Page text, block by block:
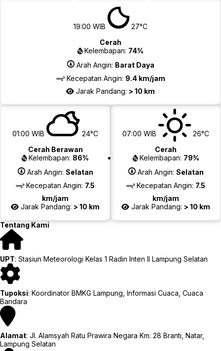
19:00 WIB
27°C
Cerah
Kelembapan: 74%
Arah Angin: Barat Daya
Kecepatan Angin: 9.4 km/jam
Jarak Pandang: > 10 km
01:00 WIB
24°C
Cerah Berawan
Kelembapan: 86%
Arah Angin: Selatan
Kecepatan Angin: 7.5
km/jam
Jarak Pandang: > 10 km
07:00 WIB
26°C
Cerah
Kelembapan: 79%
Arah Angin: Selatan
Kecepatan Angin: 7.5
km/jam
Jarak Pandang: > 10 km
Tentang Kami
UPT: Stasiun Meteorologi Kelas 1 Radin Inten II Lampung Selatan
Tupoksi: Koordinator BMKG Lampung, Informasi Cuaca, Cuaca
Bandara
Alamat: Jl. Alamsyah Ratu Prawira Negara Km. 28 Branti, Natar,
Lampung Selatan